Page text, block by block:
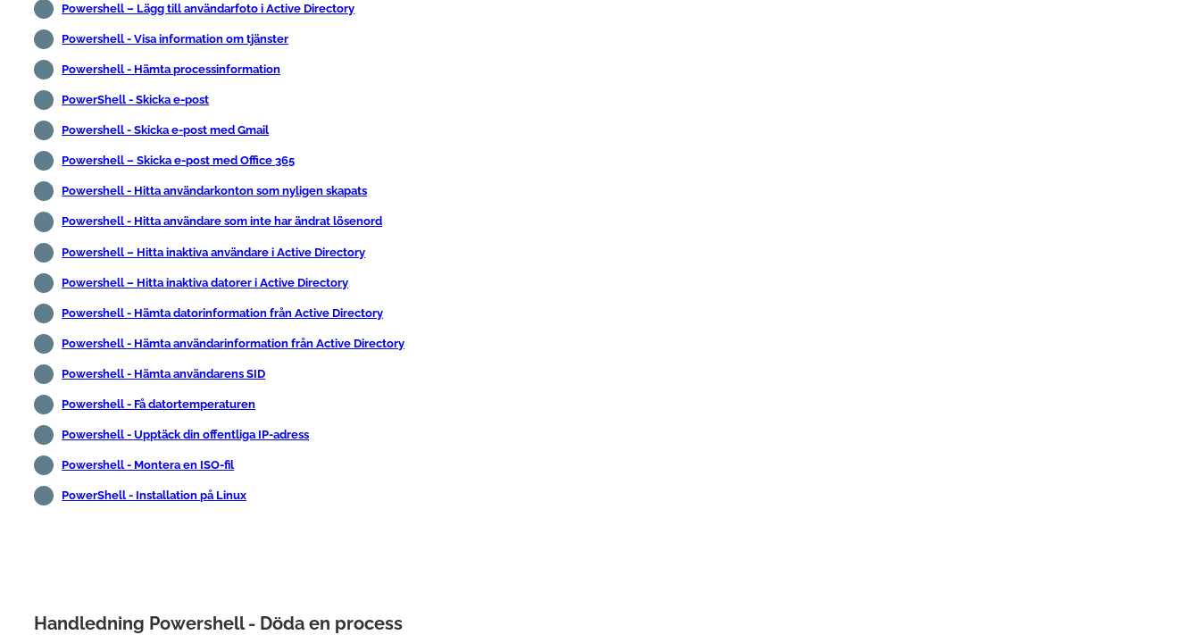
Powershell – Lägg till användarfoto i Active Directory
Powershell - Visa information om tjänster
Powershell - Hämta processinformation
PowerShell - Skicka e-post
Powershell - Skicka e-post med Gmail
Powershell – Skicka e-post med Office 365
Powershell - Hitta användarkonton som nyligen skapats
Powershell - Hitta användare som inte har ändrat lösenord
Powershell – Hitta inaktiva användare i Active Directory
Powershell – Hitta inaktiva datorer i Active Directory
Powershell - Hämta datorinformation från Active Directory
Powershell - Hämta användarinformation från Active Directory
Powershell - Hämta användarens SID
Powershell - Få datortemperaturen
Powershell - Upptäck din offentliga IP-adress
Powershell - Montera en ISO-fil
PowerShell - Installation på Linux
Handledning Powershell - Döda en process